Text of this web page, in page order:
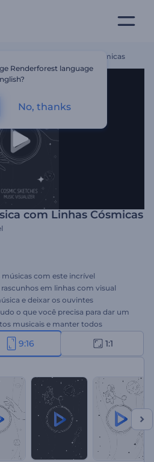
De Música Com Linhas Cósmicas
com Linhas Cósmicas
com este incrível
em linhas com visual
e deixar os ouvintes
o que você precisa para dar um
musicais e manter todos
para lançamentos de singles,
melódicas e muito mais.
9:16 1:1
Renderforest language
No, thanks